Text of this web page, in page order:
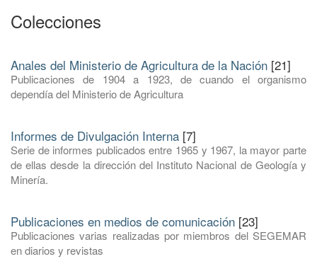
Colecciones
Anales del Ministerio de Agricultura de la Nación [21]
Publicaciones de 1904 a 1923, de cuando el organismo
dependía del Ministerio de Agricultura
Informes de Divulgación Interna [7]
Serie de informes publicados entre 1965 y 1967, la mayor parte
de ellas desde la dirección del Instituto Nacional de Geología y
Minería.
Publicaciones en medios de comunicación [23]
Publicaciones varias realizadas por miembros del SEGEMAR
en diarios y revistas